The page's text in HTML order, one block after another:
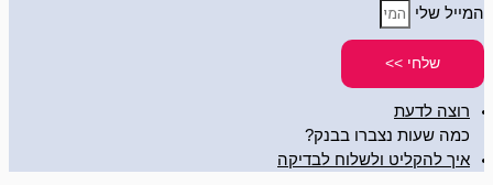
המייל שלי
שלחי >>
רוצה לדעת
כמה שעות נצברו בבנק?
איך להקליט ולשלוח לבדיקה